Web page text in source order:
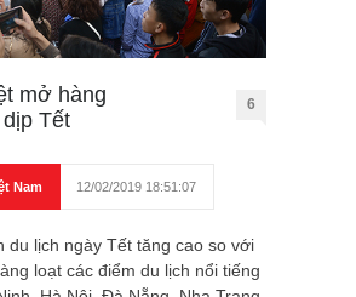
mở hàng
Tết
6
Nam 12/02/2019 18:51:07
du lịch ngày Tết tăng cao so với
loạt các điểm du lịch nổi tiếng